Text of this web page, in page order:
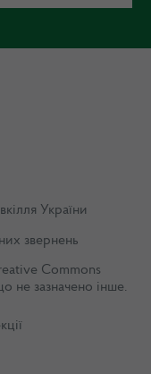
України
звернень
Commons
не зазначено інше.